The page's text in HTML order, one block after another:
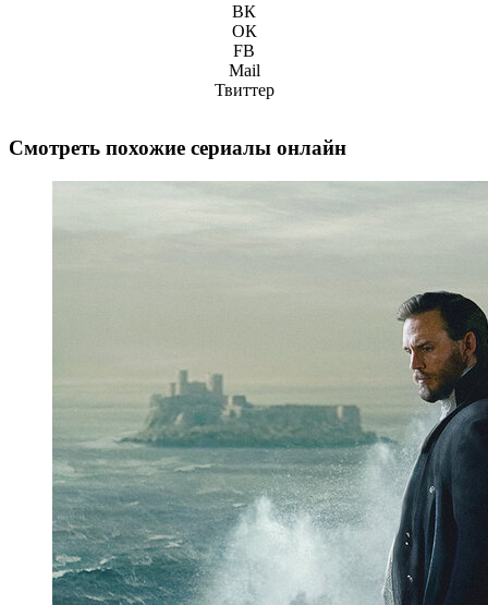
ВК
ОК
FB
Mail
Твиттер
Смотреть похожие сериалы онлайн